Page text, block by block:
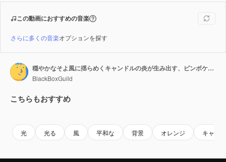
この動画におすすめの音楽
さらに多くの音楽オプションを探す
穏やかなそよ風に揺らめくキャンドルの炎が生み出す、ピンボケのボケ味
BlackBoxGuild
こちらもおすすめ
光 光る 風 平和な 背景 オレンジ キャン